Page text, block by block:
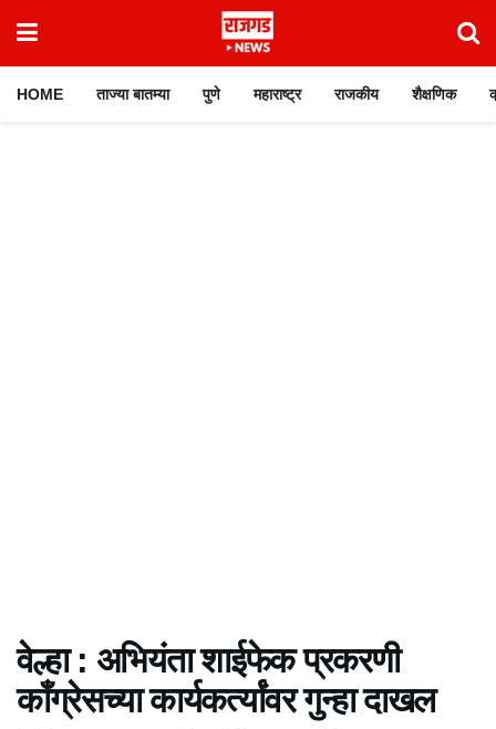
HOME ताज्या बातम्या पुणे महाराष्ट्र राजकीय शैक्षणिक
वेल्हा : अभियंता शाईफेक प्रकरणी
काँग्रेसच्या कार्यकर्त्यांवर गुन्हा दाखल